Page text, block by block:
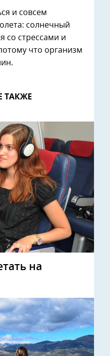
и совсем
солнечный
со стрессами и
что организм
ТАКЖЕ
на